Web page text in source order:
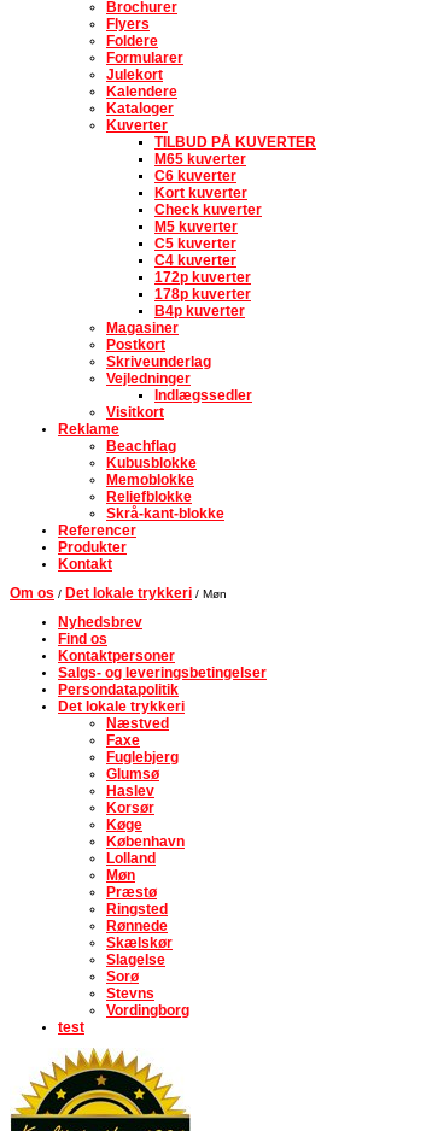
Brochurer
Flyers
Foldere
Formularer
Julekort
Kalendere
Kataloger
Kuverter
TILBUD PÅ KUVERTER
M65 kuverter
C6 kuverter
Kort kuverter
Check kuverter
M5 kuverter
C5 kuverter
C4 kuverter
172p kuverter
178p kuverter
B4p kuverter
Magasiner
Postkort
Skriveunderlag
Vejledninger
Indlægssedler
Visitkort
Reklame
Beachflag
Kubusblokke
Memoblokke
Reliefblokke
Skrå-kant-blokke
Referencer
Produkter
Kontakt
Om os / Det lokale trykkeri / Møn
Nyhedsbrev
Find os
Kontaktpersoner
Salgs- og leveringsbetingelser
Persondatapolitik
Det lokale trykkeri
Næstved
Faxe
Fuglebjerg
Glumsø
Haslev
Korsør
Køge
København
Lolland
Møn
Præstø
Ringsted
Rønnede
Skælskør
Slagelse
Sorø
Stevns
Vordingborg
test